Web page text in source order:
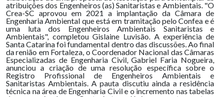
atribuições dos Engenheiros (as) Sanitaristas e Ambientais. "O
Crea-SC aprovou em 2021 a implantação da Câmara de
Engenharia Ambiental que está em tramitação pelo Confea e é
uma luta dos Engenheiros Ambientais Sanitaristas e
Ambientais", completou Gislaine Luvisão. A experiência de
Santa Catarina foi fundamental dentro das discussões. Ao final
da renião em Fortaleza, o Coordenador Nacional das Câmaras
Especializadas de Engenharia Civil, Gabriel Faria Nogueira,
anunciou a criação de uma resolução específica sobre o
Registro Profissional de Engenheiros Ambientais e
Sanitaristas Ambientais. A pauta discutiu ainda a residência
técnica na área de Engenharia Civil e o incremento nas tabelas